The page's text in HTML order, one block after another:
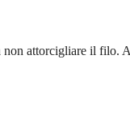
non attorcigliare il filo.